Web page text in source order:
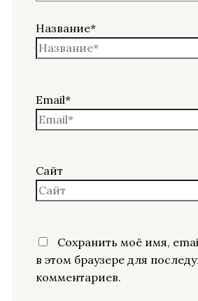
Название*
Email*
Сайт
Сохранить моё имя,
в этом браузере для
комментариев.